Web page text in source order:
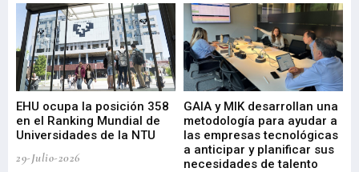
EHU ocupa la posición 358
en el Ranking Mundial de
Universidades de la NTU
29-Julio-2026
GAIA y MIK desarrollan una
metodología para ayudar a
las empresas tecnológicas
a anticipar y planificar sus
necesidades de talento